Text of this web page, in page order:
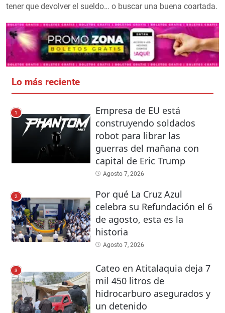
tener que devolver el sueldo… o buscar una buena coartada.
Lo más reciente
1
Empresa de EU está
construyendo soldados
robot para librar las
guerras del mañana con
capital de Eric Trump
Agosto 7, 2026
2
Por qué La Cruz Azul
celebra su Refundación el 6
de agosto, esta es la
historia
Agosto 7, 2026
3
Cateo en Atitalaquia deja 7
mil 450 litros de
hidrocarburo asegurados y
un detenido